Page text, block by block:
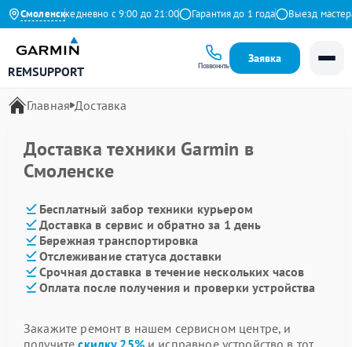
Смоленск
Яндекс Ежедневно с 9:00 до 21:00 Гарантия до 1 года Выезд мастера
REMSUPPORT Позвонить
Заявка
Главная Доставка
Доставка техники Garmin в
Смоленске
Бесплатный забор техники курьером
Доставка в сервис и обратно за 1 день
Бережная транспортировка
Отслеживание статуса доставки
Срочная доставка в течение нескольких часов
Оплата после получения и проверки устройства
Закажите ремонт в нашем сервисном центре, и
получитескидку 25%и исправное устройство в тот